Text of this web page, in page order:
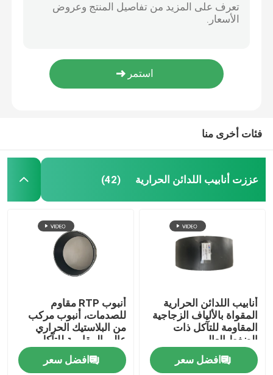
الأنابيب البلاستيكية المقواة بالألياف الزجاجية
الأنابيب المركبة متعددة الطبقات
أنابيب الغاز المركبة
خط الأنابيب المركب
الأنابيب المركبة المستعبدين
التعدين الأنابيب المركبة
فئات أخرى منا
عززت أنابيب اللدائن الحرارية (42)
أنابيب اللدائن الحرارية
المقواة بالألياف الزجاجية
المقاومة للتآكل ذات
الضغط العالي
افضل سعر
أنبوب RTP مقاوم
للصدمات، أنبوب مركب
من البلاستيك الحراري
عالي المقاومة للتآكل
افضل سعر